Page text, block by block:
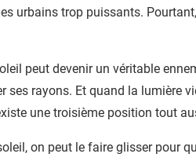
urbains trop puissants.
peut devenir un véritable
rayons. Et quand la lumière
une troisième position tout
on peut le faire glisser pour